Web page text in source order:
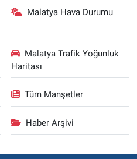
Malatya Hava Durumu
Malatya Trafik Yoğunluk
Haritası
Tüm Manşetler
Haber Arşivi